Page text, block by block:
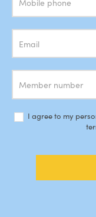
I agree to my